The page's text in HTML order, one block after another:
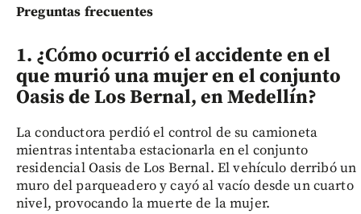
Preguntas frecuentes
1. ¿Cómo ocurrió el accidente en el
que murió una mujer en el conjunto
Oasis de Los Bernal, en Medellín?
La conductora perdió el control de su camioneta
mientras intentaba estacionarla en el conjunto
residencial Oasis de Los Bernal. El vehículo derribó un
muro del parqueadero y cayó al vacío desde un cuarto
nivel, provocando la muerte de la mujer.